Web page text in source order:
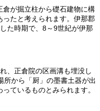
が掘立柱から礎石建物に構
たと考えられます。伊那郡
た時期で、8～9世紀が伊那
、正倉院の区画溝も埋没し
所から「厨」の墨書土器が出
ているものとみられます。